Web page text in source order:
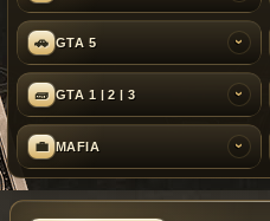
🚗 GTA 5 ›
🧱 GTA 1 | 2 | 3 ›
💼 MAFIA ›